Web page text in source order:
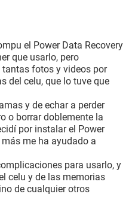
el Power Data Recovery
que usarlo, pero
fotos y videos por
del celu, que lo tuve que
y de echar a perder
o borrar doblemente la
por instalar el Power
me ha ayudado a
para usarlo, y
celu y de las memorias
de cualquier otros